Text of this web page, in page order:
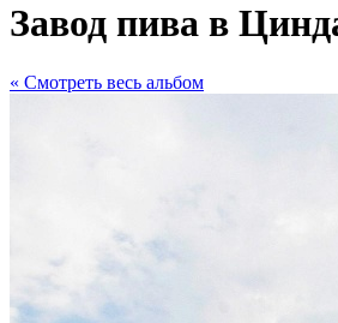
Завод пива в
« Cмотреть весь альбом